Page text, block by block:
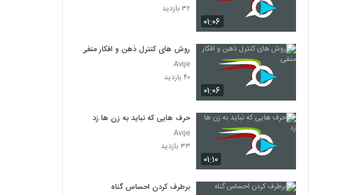
۰۱:۰۶
۳۲ بازدید
۰۱:۰۶
روش های کنترل ذهن و افکار منفی
Avije
۴۰ بازدید
۰۱:۱۰
حرف هایی که نباید به زن ها زد
Avije
۳۳ بازدید
برطرف کردن احساس گناه